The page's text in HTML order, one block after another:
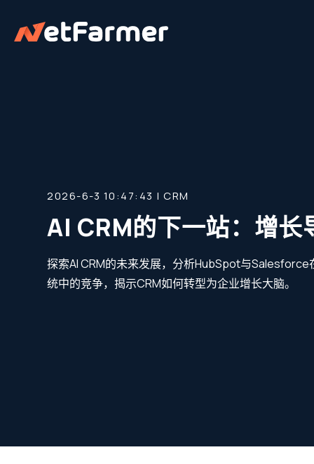
2026-6-3 10:47:43 |CRM
AI CRM的下一站：增长
探索AI CRM的未来发展，分析HubSpot与Salesforce
统中的竞争，揭示CRM如何转型为企业增长大脑。